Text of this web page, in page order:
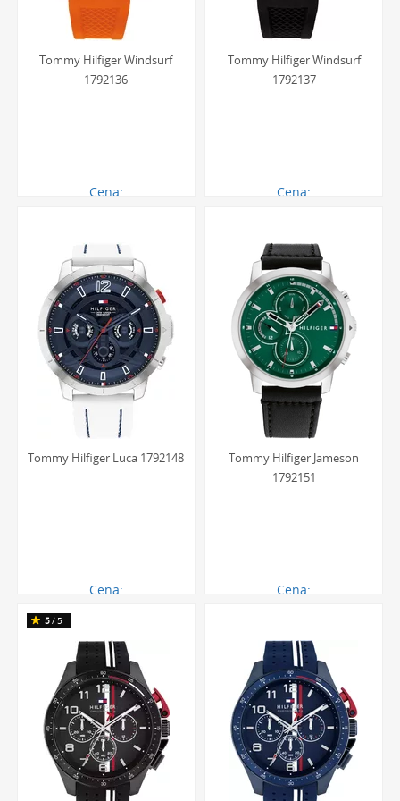
Tommy Hilfiger Windsurf
1792136
Cena:
Tommy Hilfiger Windsurf
1792137
Cena:
Tommy Hilfiger Luca 1792148
Cena:
Tommy Hilfiger Jameson
1792151
Cena:
5/5